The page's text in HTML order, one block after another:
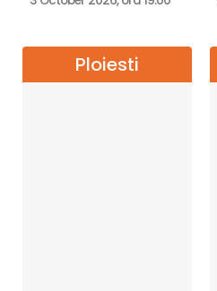
Ploiesti